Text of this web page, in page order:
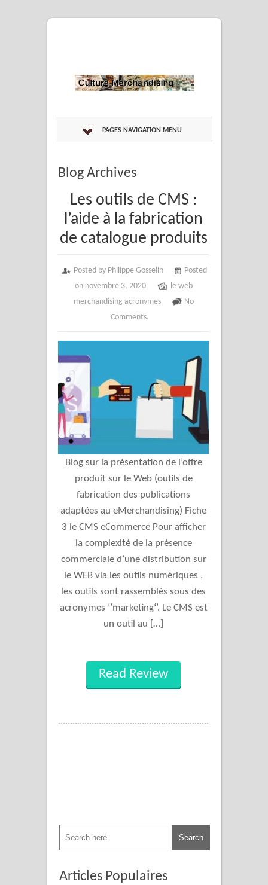
PAGES NAVIGATION MENU
Blog Archives
Les outils de CMS :
l’aide à la fabrication
de catalogue produits
Posted by Philippe Gosselin
Posted
on novembre 3, 2020
le web
merchandising acronymes
No
Comments.
Blog sur la présentation de l’offre
produit sur le Web (outils de
fabrication des publications
adaptées au eMerchandising) Fiche
3 le CMS eCommerce Pour afficher
la complexité de la présence
commerciale d’une distribution sur
le WEB via les outils numériques ,
les outils sont rassemblés sous des
acronymes ‘’marketing‘’. Le CMS est
un outil au […]
Read Review
Articles Populaires